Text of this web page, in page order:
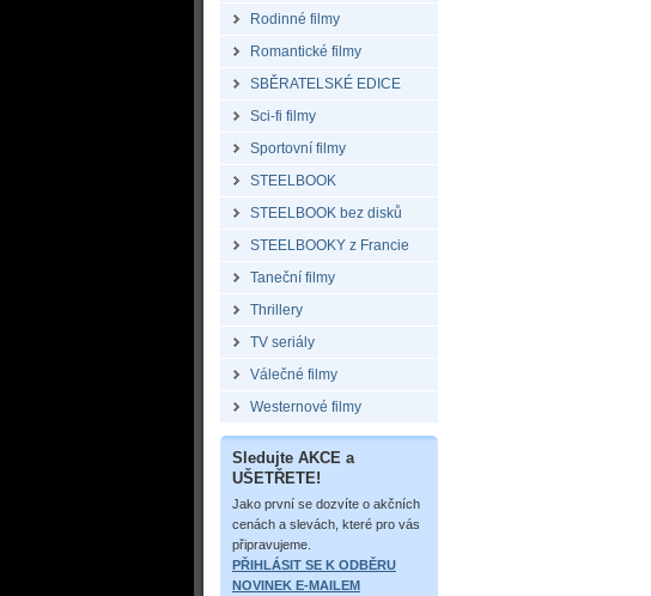
Rodinné filmy
Romantické filmy
SBĚRATELSKÉ EDICE
Sci-fi filmy
Sportovní filmy
STEELBOOK
STEELBOOK bez disků
STEELBOOKY z Francie
Taneční filmy
Thrillery
TV seriály
Válečné filmy
Westernové filmy
Sledujte AKCE a
UŠETŘETE!
Jako první se dozvíte o akčních
cenách a slevách, které pro vás
připravujeme.
PŘIHLÁSIT SE K ODBĚRU
NOVINEK E-MAILEM